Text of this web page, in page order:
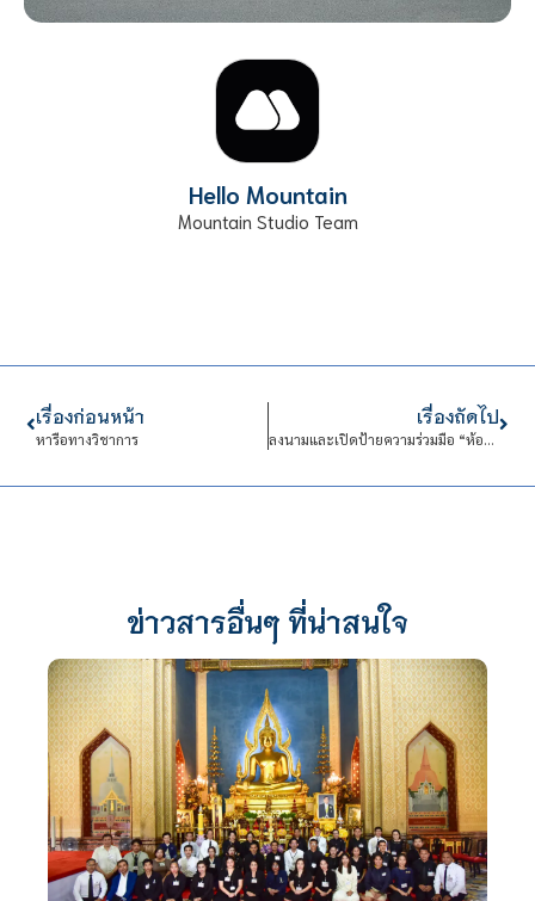
Hello Mountain
Mountain Studio Team
เรื่องก่อนหน้า
หารือทางวิชาการ
เรื่องถัดไป
ลงนามและเปิดป้ายความร่วมมือ “ห้องเรียนเส้นทางสายไหม”
ข่าวสารอื่นๆ ที่น่าสนใจ